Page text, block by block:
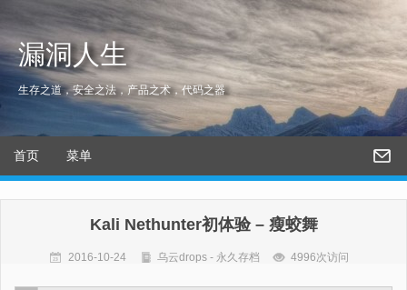
漏洞人生
生存之道，安全之法，产品之术，代码之器
首页 菜单
Kali Nethunter初体验 – 瘦蛟舞
2016-10-24 乌云drops - 永久存档 4996次访问